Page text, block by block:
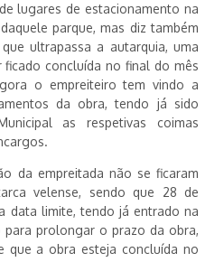
lugares de estacionamento na
parque, mas diz também
ultrapassa a autarquia, uma
concluída no final do mês
o empreiteiro tem vindo a
da obra, tendo já sido
as respetivas coimas
da empreitada não se ficaram
velense, sendo que 28 de
data limite, tendo já entrado na
para prolongar o prazo da obra,
que a obra esteja concluída no